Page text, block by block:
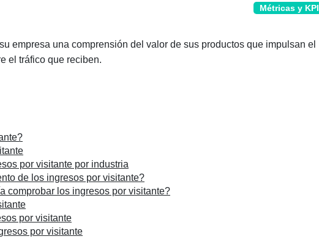
Métricas y KPI
empresa una comprensión del valor de sus productos que impulsan el
el tráfico que reciben.
por visitante por industria
de los ingresos por visitante?
comprobar los ingresos por visitante?
por visitante
por visitante